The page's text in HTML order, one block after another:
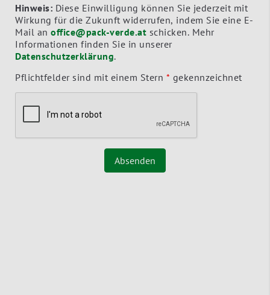
Hinweis: Diese Einwilligung können Sie jederzeit mit
Wirkung für die Zukunft widerrufen, indem Sie eine E-
Mail an office@pack-verde.at
Informationen finden Sie in unserer
Datenschutzerklärung.
Pflichtfelder sind mit einem Stern * gekennzeichnet
Absenden